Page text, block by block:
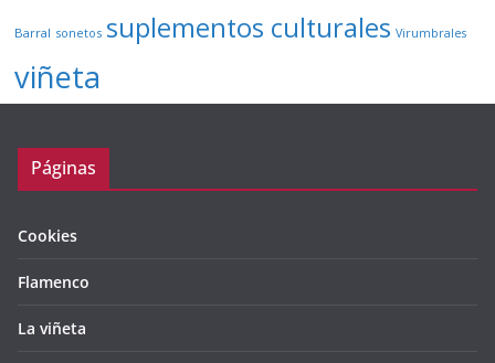
Barral sonetos suplementos culturales Virumbrales
viñeta
Páginas
Cookies
Flamenco
La viñeta